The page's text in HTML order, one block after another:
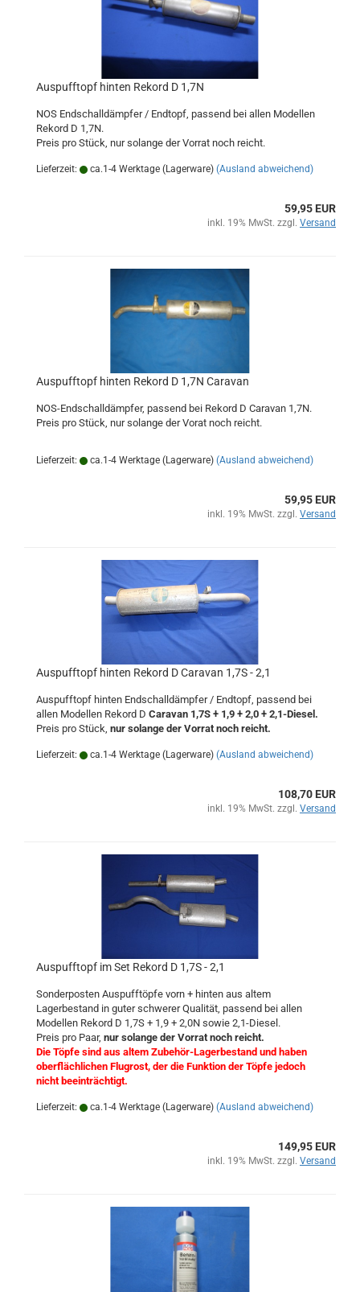
Auspufftopf hinten Rekord D 1,7N
NOS Endschalldämpfer / Endtopf, passend bei allen Modellen
Rekord D 1,7N.
Preis pro Stück, nur solange der Vorrat noch reicht.
Lieferzeit: ca.1-4 Werktage (Lagerware) (Ausland abweichend)
59,95 EUR
inkl. 19% MwSt. zzgl. Versand
Auspufftopf hinten Rekord D 1,7N Caravan
NOS-Endschalldämpfer, passend bei Rekord D Caravan 1,7N.
Preis pro Stück, nur solange der Vorat noch reicht.
Lieferzeit: ca.1-4 Werktage (Lagerware) (Ausland abweichend)
59,95 EUR
inkl. 19% MwSt. zzgl. Versand
Auspufftopf hinten Rekord D Caravan 1,7S - 2,1
Auspufftopf hinten Endschalldämpfer / Endtopf, passend bei
allen Modellen Rekord D Caravan 1,7S + 1,9 + 2,0 + 2,1-Diesel.
Preis pro Stück, nur solange der Vorrat noch reicht.
Lieferzeit: ca.1-4 Werktage (Lagerware) (Ausland abweichend)
108,70 EUR
inkl. 19% MwSt. zzgl. Versand
Auspufftopf im Set Rekord D 1,7S - 2,1
Sonderposten Auspufftöpfe vorn + hinten aus altem
Lagerbestand in guter schwerer Qualität, passend bei allen
Modellen Rekord D 1,7S + 1,9 + 2,0N sowie 2,1-Diesel.
Preis pro Paar, nur solange der Vorrat noch reicht.
Die Töpfe sind aus altem Zubehör-Lagerbestand und haben
oberflächlichen Flugrost, der die Funktion der Töpfe jedoch
nicht beeinträchtigt.
Lieferzeit: ca.1-4 Werktage (Lagerware) (Ausland abweichend)
149,95 EUR
inkl. 19% MwSt. zzgl. Versand